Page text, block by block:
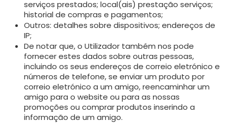
serviços prestados; local(ais) prestação serviços;
historial de compras e pagamentos;
Outros: detalhes sobre dispositivos; endereços de
IP;
De notar que, o Utilizador também nos pode
fornecer estes dados sobre outras pessoas,
incluindo os seus endereços de correio eletrónico e
números de telefone, se enviar um produto por
correio eletrónico a um amigo, reencaminhar um
amigo para o website ou para as nossas
promoções ou comprar produtos inserindo a
informação de um amigo.